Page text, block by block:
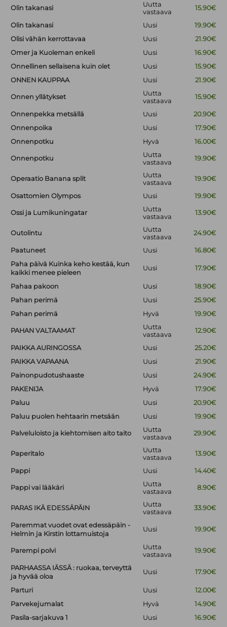
Olin takanasi
Uutta
vastaava
15.90€
Olin takanasi Uusi
19.90€
Olisi vähän kerrottavaa
Uusi
21.90€
Omer ja Kuoleman enkeli
Uusi
16.90€
Onnellinen sellaisena kuin olet
Uusi
15.90€
ONNEN KAUPPAA
Uusi 21.90€
Onnen yllätykset
Uutta
vastaava
15.90€
Onnenpekka metsällä Uusi
20.90€
Onnenpoika
Uusi
17.90€
Onnenpotku
Hyvä 16.00€
Onnenpotku
Uutta
vastaava
19.90€
Operaatio Banana split
Uutta
vastaava
19.90€
Osattomien Olympos Uusi 19.90€
Ossi ja Lumikuningatar
Uutta
vastaava
13.90€
Outolintu
Uutta
vastaava
24.90€
Paatuneet Uusi
16.80€
Paha päivä Kuinka keho kestää, kun
kaikki menee pieleen
Uusi 17.90€
Pahaa pakoon Uusi
18.90€
Pahan perimä
Uusi
25.90€
Pahan perimä
Hyvä 19.90€
PAHAN VALTAAMAT
Uutta
vastaava
12.90€
PAIKKA AURINGOSSA Uusi
25.20€
PAIKKA VAPAANA
Uusi
21.90€
Painonpudotushaaste
Uusi
24.90€
PAKENIJA
Hyvä
17.90€
Paluu
Uusi
20.90€
Paluu puolen hehtaarin metsään
Uusi 19.90€
Palveluloisto ja kiehtomisen aito taito
Uutta
vastaava
29.90€
Paperitalo
Uutta
vastaava
13.90€
Pappi Uusi 14.40€
Pappi vai lääkäri
Uutta
vastaava
8.90€
PARAS IKÄ EDESSÄPÄIN
Uutta
vastaava
33.90€
Paremmat vuodet ovat edessäpäin -
Helmin ja Kirstin lottamuistoja
Uusi 19.90€
Parempi polvi
Uutta
vastaava
19.90€
PARHAASSA IÄSSÄ : ruokaa, terveyttä
ja hyvää oloa
Uusi 17.90€
Parturi Uusi
12.00€
Parvekejumalat
Hyvä
14.90€
Pasila-sarjakuva 1
Uusi
16.90€